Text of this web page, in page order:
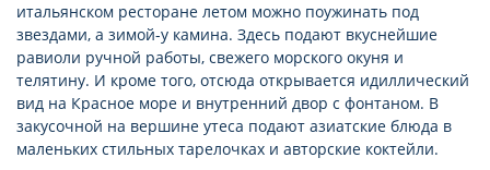
итальянском ресторане летом можно поужинать под
звездами, а зимой-у камина. Здесь подают вкуснейшие
равиоли ручной работы, свежего морского окуня и
телятину. И кроме того, отсюда открывается идиллический
вид на Красное море и внутренний двор с фонтаном. В
закусочной на вершине утеса подают азиатские блюда в
маленьких стильных тарелочках и авторские коктейли.